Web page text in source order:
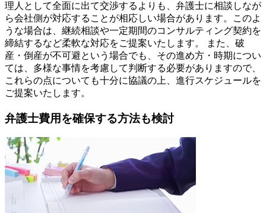
理人として全面に出て交渉するよりも、弁護士に相談しなが
ら会社側が対応することが相応しい場合があります。このよ
うな場合は、継続相談や一定期間のコンサルティング契約を
締結するなど柔軟な対応をご提案いたします。 また、破
産・倒産が不可避という場合でも、その進め方・時期につい
ては、多様な事情を考慮して判断する必要がありますので、
これらの点についても十分に協議の上、進行スケジュールを
ご提案いたします。
弁護士費用を確保する方法も検討